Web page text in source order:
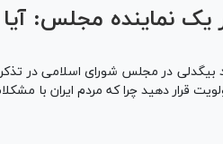
یک نماینده مجلس:
بیگدلی در مجلس شورای اسلامی در
قرار دهید چرا که مردم ایران با